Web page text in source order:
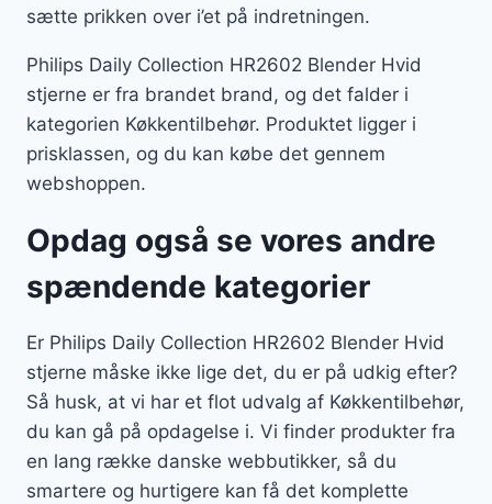
sætte prikken over i’et på indretningen.
Philips Daily Collection HR2602 Blender Hvid
stjerne er fra brandet brand, og det falder i
kategorien Køkkentilbehør. Produktet ligger i
prisklassen, og du kan købe det gennem
webshoppen.
Opdag også se vores andre
spændende kategorier
Er Philips Daily Collection HR2602 Blender Hvid
stjerne måske ikke lige det, du er på udkig efter?
Så husk, at vi har et flot udvalg af Køkkentilbehør,
du kan gå på opdagelse i. Vi finder produkter fra
en lang række danske webbutikker, så du
smartere og hurtigere kan få det komplette